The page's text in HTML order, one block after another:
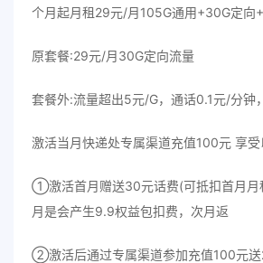
个月起月租29元/月105G通用+30G定向
原套餐:29元/月30G定向流量
套餐外:流量超出5元/G，通话0.1元/分钟
激活当月快递处专属渠道充值100元 享受
①激活首月赠送30元话费(可抵扣首月月
月是会产生9.9权益包扣费，次月返
②激活后通过专属渠道参加充值100元